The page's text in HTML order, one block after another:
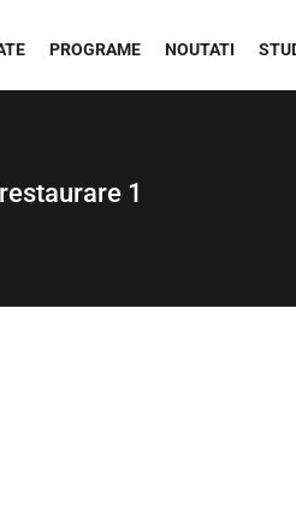
PROGRAME NOUTATI
1